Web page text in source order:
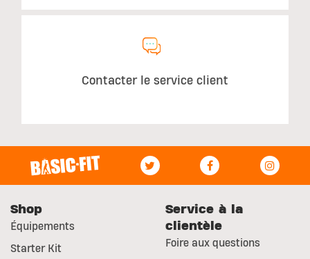
Contacter le service client
Shop
Équipements
Starter Kit
Service à la
clientèle
Foire aux questions